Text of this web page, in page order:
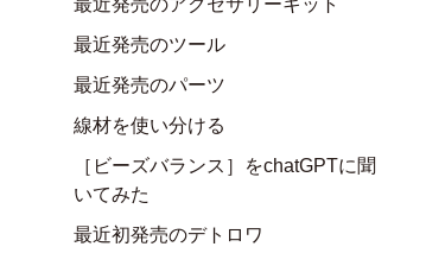
最近発売のツール
最近発売のパーツ
線材を使い分ける
［ビーズバランス］をchatGPTに聞
いてみた
最近初発売のデトロワ